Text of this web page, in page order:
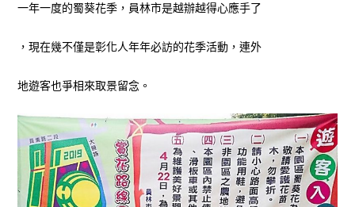
一年一度的蜀葵花季，員林市是越辦越得心應手了
，現在幾不僅是彰化人年年必訪的花季活動，連外
地遊客也爭相來取景留念。